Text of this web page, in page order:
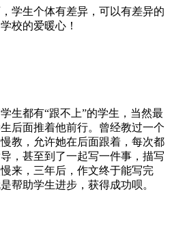
学生个体有差异，可以有差异的
校的爱暖心！
生都有“跟不上”的学生，当然最
后面推着他前行。曾经教过一个
教，允许她在后面跟着，每次都
，甚至到了一起写一件事，描写
来，三年后，作文终于能写完
帮助学生进步，获得成功呗。